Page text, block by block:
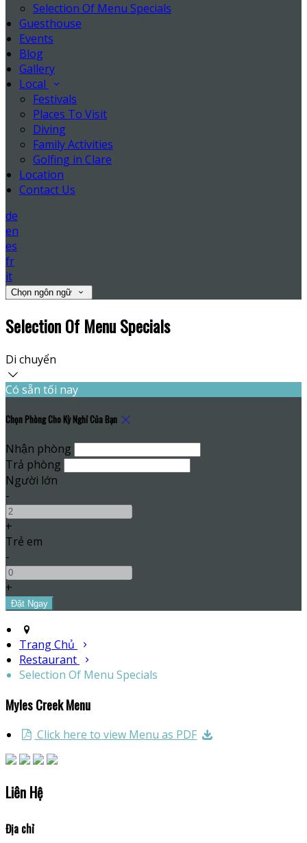
Selection Of Menu Specials
Guesthouse
Events
Blog
Gallery
Local
Festivals
Places To Visit
Diving
Family Activities
Golfing in Clare
Location
Contact Us
de
en
es
fr
it
Chọn ngôn ngữ
Selection Of Menu Specials
Di chuyển
Có sẵn tối nay
Chọn Phòng Cho Kỳ Nghỉ Của Bạn
Nhận phòng
Trả phòng
Người lớn
-
+
Trẻ em
-
+
Trang Chủ
Restaurant
Selection Of Menu Specials
Myles Creek Menu
Click here to view Menu as PDF
Liên Hệ
Địa chỉ